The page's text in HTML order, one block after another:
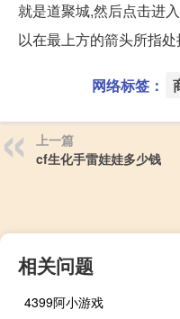
就是道聚城,然后点击进
以在最上方的箭头所指处
网络标签：
上一篇
cf生化手雷娃娃多少钱
相关问题
4399阿小游戏